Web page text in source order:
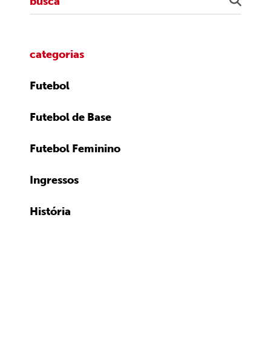
categorias
Futebol
Futebol de Base
Futebol Feminino
Ingressos
História